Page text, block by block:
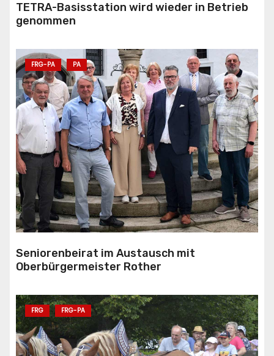
TETRA-Basisstation wird wieder in Betrieb
genommen
FRG-PA PA
Seniorenbeirat im Austausch mit
Oberbürgermeister Rother
FRG FRG-PA